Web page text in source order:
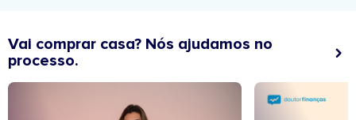
Vai comprar casa? Nós ajudamos no
processo.